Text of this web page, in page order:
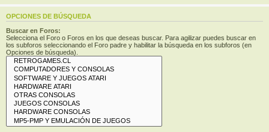
OPCIONES DE BÚSQUEDA
Buscar en Foros:
Selecciona el Foro o Foros en los que deseas buscar. Para agilizar puedes buscar en
los subforos seleccionando el Foro padre y habilitar la búsqueda en los subforos (en
Opciones de búsqueda).